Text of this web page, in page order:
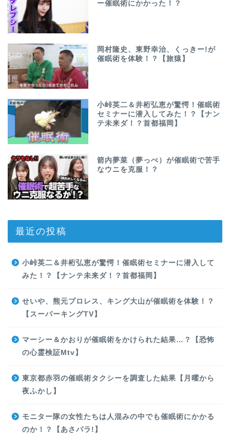
ー催眠術にかかった！？
岡村隆史、東野幸治、くっきー!が
催眠術を体験！？【旅猿】
小峠英二＆井桁弘恵が驚愕！催眠術
セミナーに潜入してみた！？【ナン
テ未来ダ！？首都福岡】
箭内夢菜（夢っぺ）が催眠術で苦手
なウニを克服！？
最近の投稿
小峠英二＆井桁弘恵が驚愕！催眠術セミナーに潜入して
みた！？【ナンテ未来ダ！？首都福岡】
せいや、熊元プロレス、キング大山が催眠術を体験！？
【スーパーキングTV】
マーシー＆かおりが催眠術をかけられた結果…？【恐怖
の心霊検証Mtv】
東京都赤羽の催眠術タクシーを調査した結果【月曜から
夜ふかし】
モニター隊の女性たちは人混みの中でも催眠術にかかる
のか！？【あさパラ!】